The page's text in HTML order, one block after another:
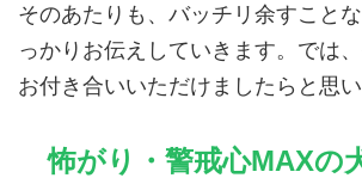
そのあたりも、バッチリ余すこと
っかりお伝えしていきます。では
お付き合いいただけましたらと思い
怖がり・警戒心MAXの